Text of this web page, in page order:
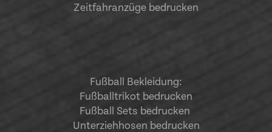
Zeitfahranzüge bedrucken
Fußball Bekleidung:
Fußballtrikot bedrucken
Fußball Sets bedrucken
Unterziehhosen bedrucken